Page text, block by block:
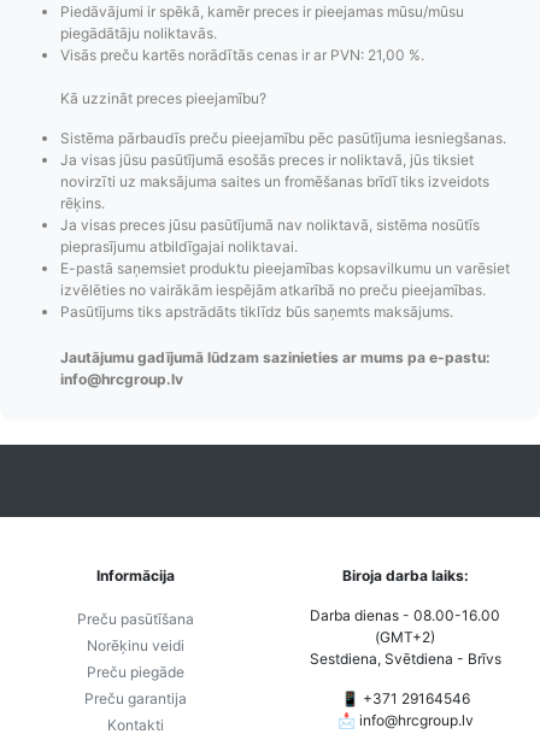
maiņas
piegādes veidi un
Piedāvājumi ir spēkā, kamēr preces ir pieejamas mūsu/mūsu
piegādātāju noliktavās.
Visās preču kartēs norādītās cenas ir ar PVN: 21,00 %.
Kā uzzināt preces pieejamību?
Sistēma pārbaudīs preču pieejamību pēc pasūtījuma iesniegšanas.
Ja visas jūsu pasūtījumā esošās preces ir noliktavā, jūs tiksiet
novirzīti uz maksājuma saites un fromēšanas brīdī tiks izveidots
rēķins.
Ja visas preces jūsu pasūtījumā nav noliktavā, sistēma nosūtīs
pieprasījumu atbildīgajai noliktavai.
E-pastā saņemsiet produktu pieejamības kopsavilkumu un varēsiet
izvēlēties no vairākām iespējām atkarībā no preču pieejamības.
Pasūtījums tiks apstrādāts tiklīdz būs saņemts maksājums.
Jautājumu gadījumā lūdzam sazinieties ar mums pa e-pastu:
info@hrcgroup.lv
Informācija
Preču pasūtīšana
Norēķinu veidi
Preču piegāde
Preču garantija
Kontakti
Biroja darba laiks:
Darba dienas - 08.00-16.00
(GMT+2)
Sestdiena, Svētdiena - Brīvs
📱 +371 29164546
📩 info@hrcgroup.lv